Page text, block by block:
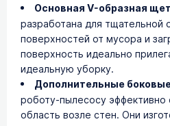
Основная V-образная
разработана для тщательной
поверхностей от мусора и
поверхность идеально
идеальную уборку.
Дополнительные
роботу-пылесосу эффективно
область возле стен. Они